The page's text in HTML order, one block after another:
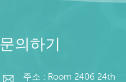
문의하기
주소 : Room 2406 24th